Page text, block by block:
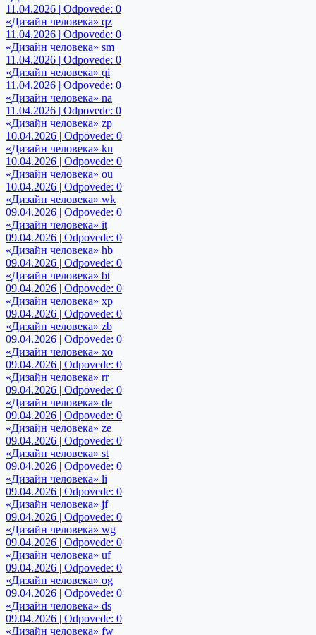
11.04.2026 | Odpovede: 0
«Дизайн человека» qz
11.04.2026 | Odpovede: 0
«Дизайн человека» sm
11.04.2026 | Odpovede: 0
«Дизайн человека» qi
11.04.2026 | Odpovede: 0
«Дизайн человека» na
11.04.2026 | Odpovede: 0
«Дизайн человека» zp
10.04.2026 | Odpovede: 0
«Дизайн человека» kn
10.04.2026 | Odpovede: 0
«Дизайн человека» ou
10.04.2026 | Odpovede: 0
«Дизайн человека» wk
09.04.2026 | Odpovede: 0
«Дизайн человека» it
09.04.2026 | Odpovede: 0
«Дизайн человека» hb
09.04.2026 | Odpovede: 0
«Дизайн человека» bt
09.04.2026 | Odpovede: 0
«Дизайн человека» xp
09.04.2026 | Odpovede: 0
«Дизайн человека» zb
09.04.2026 | Odpovede: 0
«Дизайн человека» xo
09.04.2026 | Odpovede: 0
«Дизайн человека» rr
09.04.2026 | Odpovede: 0
«Дизайн человека» de
09.04.2026 | Odpovede: 0
«Дизайн человека» ze
09.04.2026 | Odpovede: 0
«Дизайн человека» st
09.04.2026 | Odpovede: 0
«Дизайн человека» li
09.04.2026 | Odpovede: 0
«Дизайн человека» jf
09.04.2026 | Odpovede: 0
«Дизайн человека» wg
09.04.2026 | Odpovede: 0
«Дизайн человека» uf
09.04.2026 | Odpovede: 0
«Дизайн человека» og
09.04.2026 | Odpovede: 0
«Дизайн человека» ds
09.04.2026 | Odpovede: 0
«Дизайн человека» fw